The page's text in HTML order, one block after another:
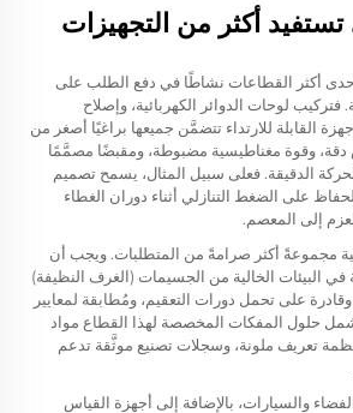
تستفيد أكثر من التجهيزات
إحدى أكثر القطاعات نشاطًا في دفع الطلب على
لوحات الدوائر الكهربائية، وإصلاح
القابلة للارتداء تتضمَّن جميعها براغيًا أصغر من
دقة، وقوة مغناطيسية مضبوطة، ومقبضًا مصمَّمًا
الدقيقة. فعلى سبيل المثال، يسمح تصميم
على الضغط التنازلي أثناء دوران الغطاء
إلى المعصم.
مجموعةً أكثر صرامةً من المتطلبات. ويجب أن
البيئات الخالية من الجسيمات (الغرف النظيفة)
على تحمل دورات التعقيم، ومُطابقة لمعايير
تشمل حلول المفكات المخصصة لهذا القطاع مواد
تعريف ملونة، وسجلات تصنيع موثَّقة تدعم
والسيارات، بالإضافة إلى أجهزة القياس